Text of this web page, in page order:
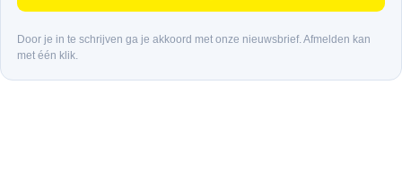
Door je in te schrijven ga je akkoord met onze nieuwsbrief. Afmelden kan
met één klik.